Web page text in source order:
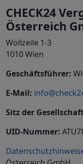
CHECK24
Österreich
Wollzeile 1-3
1010 Wien
Geschäftsführer:
E-Mail:
Sitz der
UID-Nummer: